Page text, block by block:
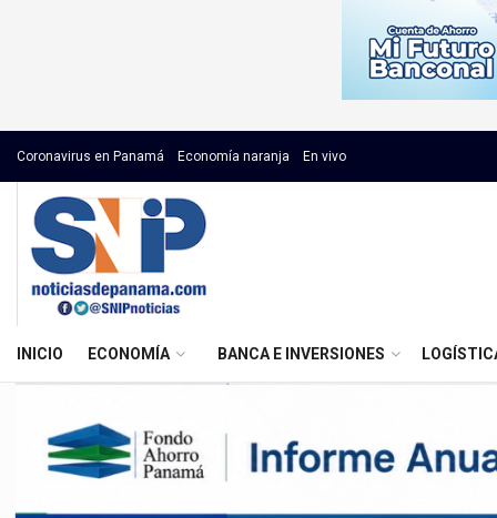
Coronavirus en Panamá Economía naranja En vivo
INICIO ECONOMÍA BANCA E INVERSIONES